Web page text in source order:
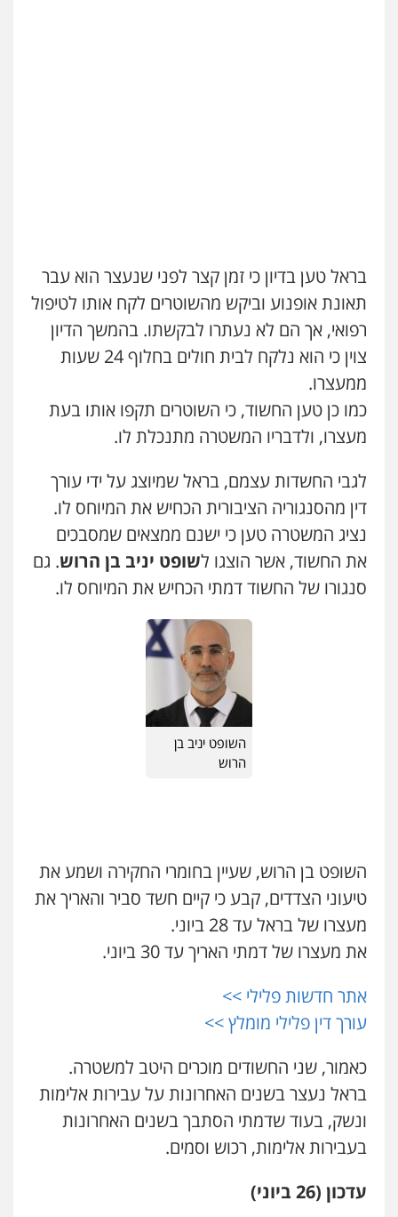
503456449
עו"ד איהאב ג'לג'ולי
מעצרים וחקירות עורכי דין לענייני
אסירים
אייל בן שושן, עורך דין פלילי
פלילי מעצרים וחקירות פשיעה חמורה
0522763105
עו"ד שלומי שרון
פלילי צבאי מעצרים וחקירות
0547342002
עו"ד אלון קריטי
כלכלי אלימות סמים
0525544654
עו"ד דפנה לביא
משפחה גישור
קטינים
0538788878
עו"ד אסף דוק
פלילי עבירות מין סמים והימורים
חקירות ומעצרים
0526885006
בראל טען בדיון כי זמן קצר לפני שנעצר הוא עבר
תאונת אופנוע וביקש מהשוטרים לקח אותו לטיפול
רפואי, אך הם לא נעתרו לבקשתו. בהמשך הדיון
צוין כי הוא נלקח לבית חולים בחלוף 24 שעות
ממעצרו.
כמו כן טען החשוד, כי השוטרים תקפו אותו בעת
מעצרו, ולדבריו המשטרה מתנכלת לו.
לגבי החשדות עצמם, בראל שמיוצג על ידי עורך
דין מהסנגוריה הציבורית הכחיש את המיוחס לו.
נציג המשטרה טען כי ישנם ממצאים שמסבכים
את החשוד, אשר הוצגו לשופט יניב בן הרוש. גם
סנגורו של החשוד דמתי הכחיש את המיוחס לו.
השופט יניב בן
הרוש
השופט בן הרוש, שעיין בחומרי החקירה ושמע את
טיעוני הצדדים, קבע כי קיים חשד סביר והאריך את
מעצרו של בראל עד 28 ביוני.
את מעצרו של דמתי האריך עד 30 ביוני.
אתר חדשות פלילי >>
עורך דין פלילי מומלץ >>
כאמור, שני החשודים מוכרים היטב למשטרה.
בראל נעצר בשנים האחרונות על עבירות אלימות
ונשק, בעוד שדמתי הסתבך בשנים האחרונות
בעבירות אלימות, רכוש וסמים.
עדכון (26 ביוני)
עו"ד אייל אביטל
פשיעה חמורה
0544712201
0524282442
כבריאן, מזר – משרד עורכי דין
פלילי מעצרים וחקירות
עו"ד בועז קניג
0507003001
מנשה, אלמוג – עורכי דין
פלילי עבירות תנועה
עורכי דין לענייני אסירים
0546470989